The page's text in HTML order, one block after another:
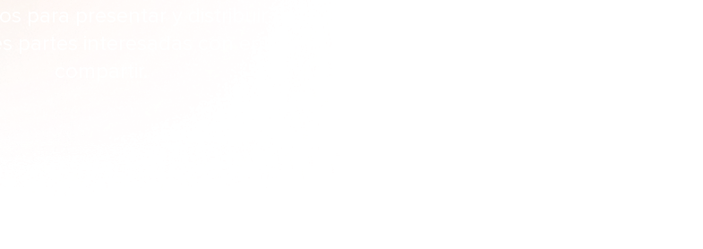
para presentar y distribuir rápidamente esta